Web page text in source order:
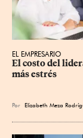
EL EMPRESARIO
El costo del
más estrés
Por Elizabeth Meza